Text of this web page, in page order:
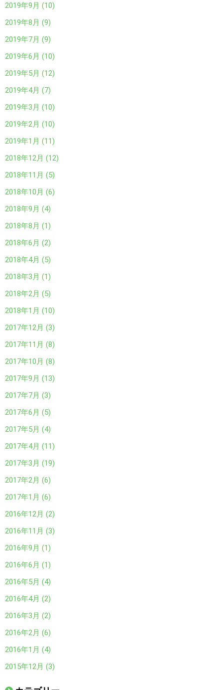
2019年9月 (10)
2019年8月 (9)
2019年7月 (9)
2019年6月 (10)
2019年5月 (12)
2019年4月 (7)
2019年3月 (10)
2019年2月 (10)
2019年1月 (11)
2018年12月 (12)
2018年11月 (5)
2018年10月 (6)
2018年9月 (4)
2018年8月 (1)
2018年6月 (2)
2018年4月 (5)
2018年3月 (1)
2018年2月 (5)
2018年1月 (10)
2017年12月 (3)
2017年11月 (8)
2017年10月 (8)
2017年9月 (13)
2017年7月 (3)
2017年6月 (5)
2017年5月 (4)
2017年4月 (11)
2017年3月 (19)
2017年2月 (6)
2017年1月 (6)
2016年12月 (2)
2016年11月 (3)
2016年9月 (1)
2016年6月 (1)
2016年5月 (4)
2016年4月 (2)
2016年3月 (2)
2016年2月 (6)
2016年1月 (4)
2015年12月 (3)